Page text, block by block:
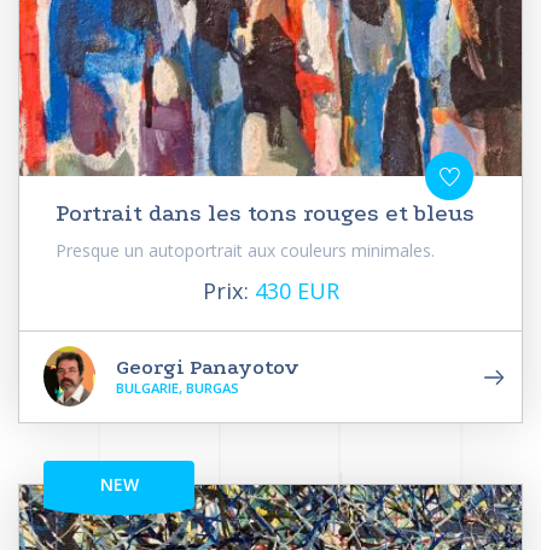
Portrait dans les tons rouges et bleus
Presque un autoportrait aux couleurs minimales.
Prix: 430 EUR
Georgi Panayotov
BULGARIE, BURGAS
NEW